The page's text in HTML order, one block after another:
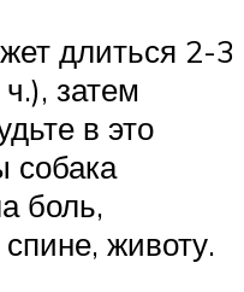
длиться 2-3
затем
в это
собака
боль,
животу.